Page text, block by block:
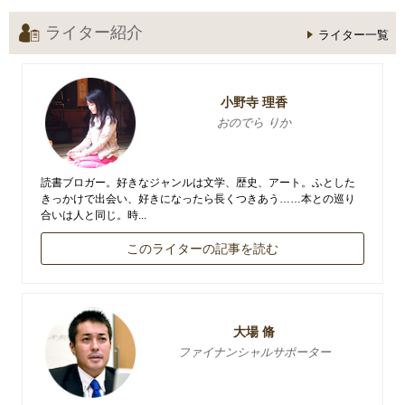
ライター紹介 ライター一覧
小野寺 理香
おのでら りか
読書ブロガー。好きなジャンルは文学、歴史、アート。ふとした
きっかけで出会い、好きになったら長くつきあう……本との巡り
合いは人と同じ。時...
このライターの記事を読む
大場 脩
ファイナンシャルサポーター